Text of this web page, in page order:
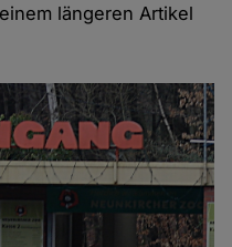
längeren Artikel